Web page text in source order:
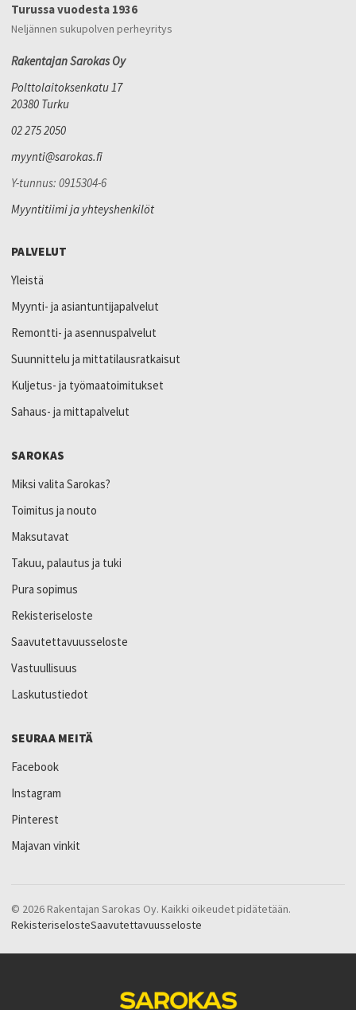
Turussa vuodesta 1936
Neljännen sukupolven perheyritys
Rakentajan Sarokas Oy
Polttolaitoksenkatu 17
20380 Turku
02 275 2050
myynti@sarokas.fi
Y-tunnus: 0915304-6
Myyntitiimi ja yhteyshenkilöt
PALVELUT
Yleistä
Myynti- ja asiantuntijapalvelut
Remontti- ja asennuspalvelut
Suunnittelu ja mittatilausratkaisut
Kuljetus- ja työmaatoimitukset
Sahaus- ja mittapalvelut
SAROKAS
Miksi valita Sarokas?
Toimitus ja nouto
Maksutavat
Takuu, palautus ja tuki
Pura sopimus
Rekisteriseloste
Saavutettavuusseloste
Vastuullisuus
Laskutustiedot
SEURAA MEITÄ
Facebook
Instagram
Pinterest
Majavan vinkit
© 2026 Rakentajan Sarokas Oy. Kaikki oikeudet pidätetään.
RekisteriselosteSaavutettavuusseloste